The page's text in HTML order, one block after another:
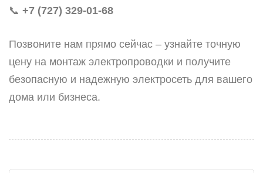
📞 +7 (727) 329-01-68
Позвоните нам прямо сейчас – узнайте точную
цену на монтаж электропроводки и получите
безопасную и надежную электросеть для вашего
дома или бизнеса.